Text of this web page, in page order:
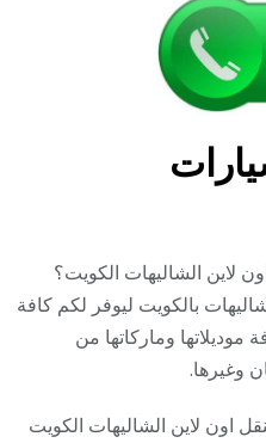
لاين الشاليهات الكويت؟
بالكويت ليوفر لكم كافة
وماركاتها من
وغيرها.
اون لاين الشاليهات الكويت